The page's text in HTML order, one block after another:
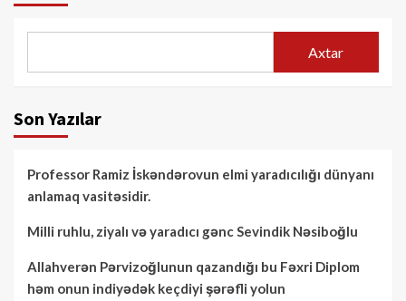
Axtar
Son Yazılar
Professor Ramiz İskəndərovun elmi yaradıcılığı dünyanı
anlamaq vasitəsidir.
Milli ruhlu, ziyalı və yaradıcı gənc Sevindik Nəsiboğlu
Allahverən Pərvizoğlunun qazandığı bu Fəxri Diplom
həm onun indiyədək keçdiyi şərəfli yolun